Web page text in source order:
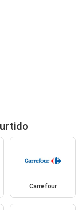
Carrefour